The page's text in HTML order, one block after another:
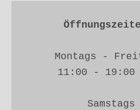
Montags -
11:00 - 19:00
Samstags